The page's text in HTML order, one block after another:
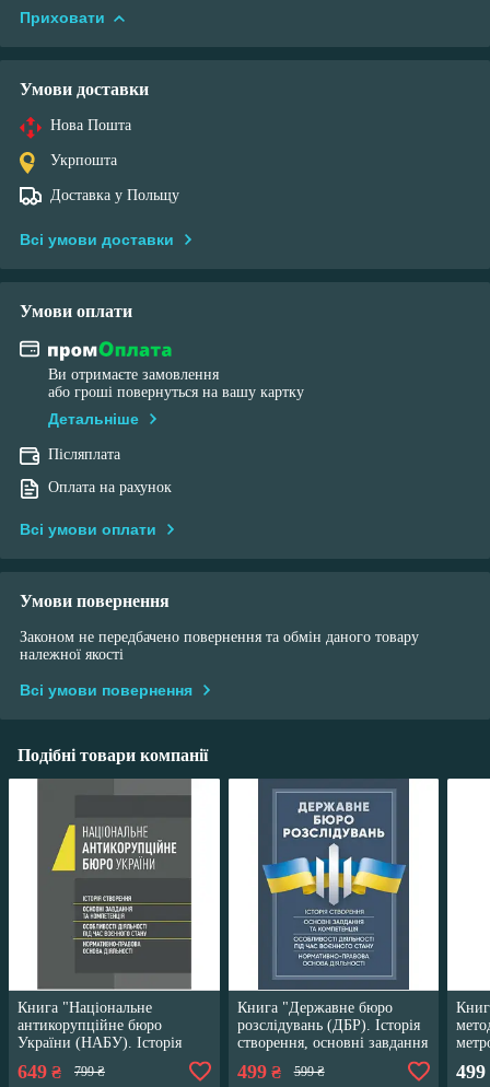
Приховати
Умови доставки
Нова Пошта
Укрпошта
Доставка у Польщу
Всі умови доставки
Умови оплати
Ви отримаєте замовлення
або гроші повернуться на вашу картку
Детальніше
Післяплата
Оплата на рахунок
Всі умови оплати
Умови повернення
Законом не передбачено повернення та обмін даного товару
належної якості
Всі умови повернення
Подібні товари компанії
Книга "Національне
антикорупційне бюро
України (НАБУ). Історія
створення, основні завдання
та компетенція"
649 ₴ 799 ₴
Книга "Державне бюро
розслідувань (ДБР). Історія
створення, основні завдання
499₴ 599 ₴ 499